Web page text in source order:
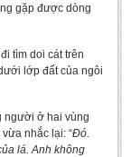
gặp được dòng
tìm doi cát trên
lớp đất của ngôi
người ở hai vùng
nhắc lại: “Đó.
lá. Anh không